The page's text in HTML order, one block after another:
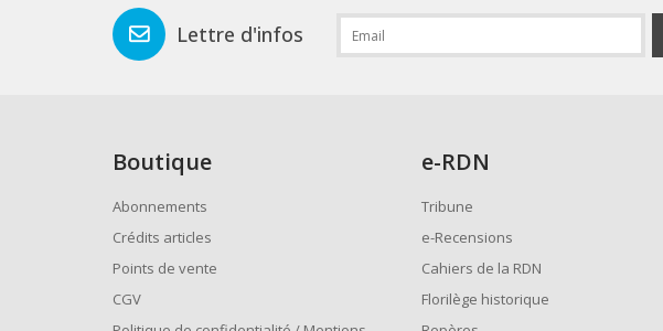
Lettre d'infos
Boutique
Abonnements
Crédits articles
Points de vente
CGV
e-RDN
Tribune
e-Recensions
Cahiers de la RDN
Florilège historique